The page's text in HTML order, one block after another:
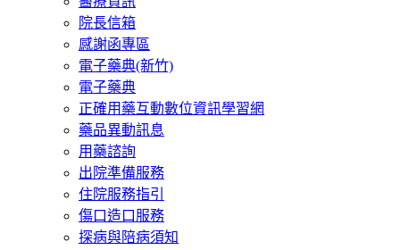
院長信箱
感謝函專區
電子藥典(新竹)
電子藥典
正確用藥互動數位資訊學習網
藥品異動訊息
用藥諮詢
出院準備服務
住院服務指引
傷口造口服務
探病與陪病須知